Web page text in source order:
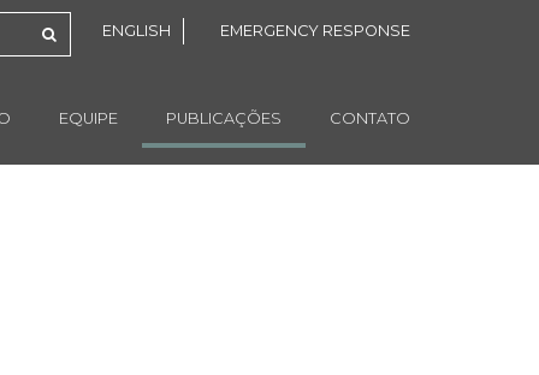
ENGLISH EMERGENCY RESPONSE
EQUIPE PUBLICAÇÕES CONTATO